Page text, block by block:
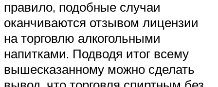
правило, подобные случаи
оканчиваются отзывом лицензии
на торговлю алкогольными
напитками. Подводя итог всему
вышесказанному можно сделать